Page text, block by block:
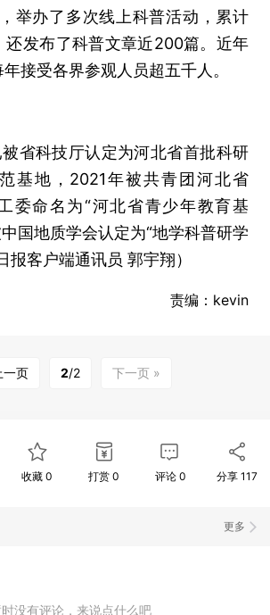
举办了多次线上科普活动，累计
还发布了科普文章近200篇。近年
接受各界参观人员超五千人。
省科技厅认定为河北省首批科研
基地，2021年被共青团河北省
委命名为“河北省青少年教育基
国地质学会认定为“地学科普研学
报客户端通讯员 郭宇翔）
责编：kevin
一页 2/2 下一页 »
收藏0 打赏 0 评论 0 分享 117
更多
没有评论，来说点什么吧